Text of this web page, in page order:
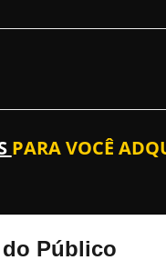
PARA VOCÊ
Público